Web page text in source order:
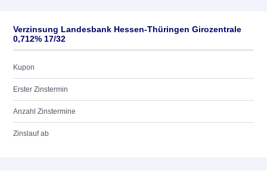
Verzinsung Landesbank Hessen-Thüringen Girozentrale
0,712% 17/32
Kupon
Erster Zinstermin
Anzahl Zinstermine
Zinslauf ab